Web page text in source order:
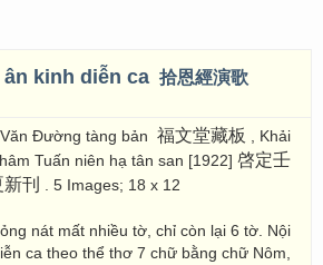
ân kinh diễn ca 拾恩經演歌
Văn Đường tàng bản 福文堂藏板
, Khải
Tuấn niên hạ tân san [1922] 啓定壬
刊
. 5 Images; 18 x 12
nát mất nhiều tờ, chỉ còn lại 6 tờ. Nội
ca theo thể thơ 7 chữ bằng chữ Nôm,